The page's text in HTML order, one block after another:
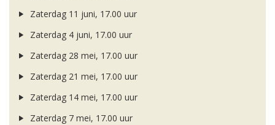
Zaterdag 11 juni, 17.00 uur
Zaterdag 4 juni, 17.00 uur
Zaterdag 28 mei, 17.00 uur
Zaterdag 21 mei, 17.00 uur
Zaterdag 14 mei, 17.00 uur
Zaterdag 7 mei, 17.00 uur